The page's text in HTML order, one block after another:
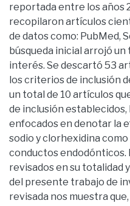
reportada entre los años
recopilaron artículos
de datos como: PubMed,
búsqueda inicial arrojó
interés. Se descartó 53
los criterios de inclusión
un total de 10 artículos
de inclusión
enfocados en denotar la
sodio y clorhexidina
conductos endodónticos.
revisados en su totalidad
del presente trabajo de
revisada nos muestra